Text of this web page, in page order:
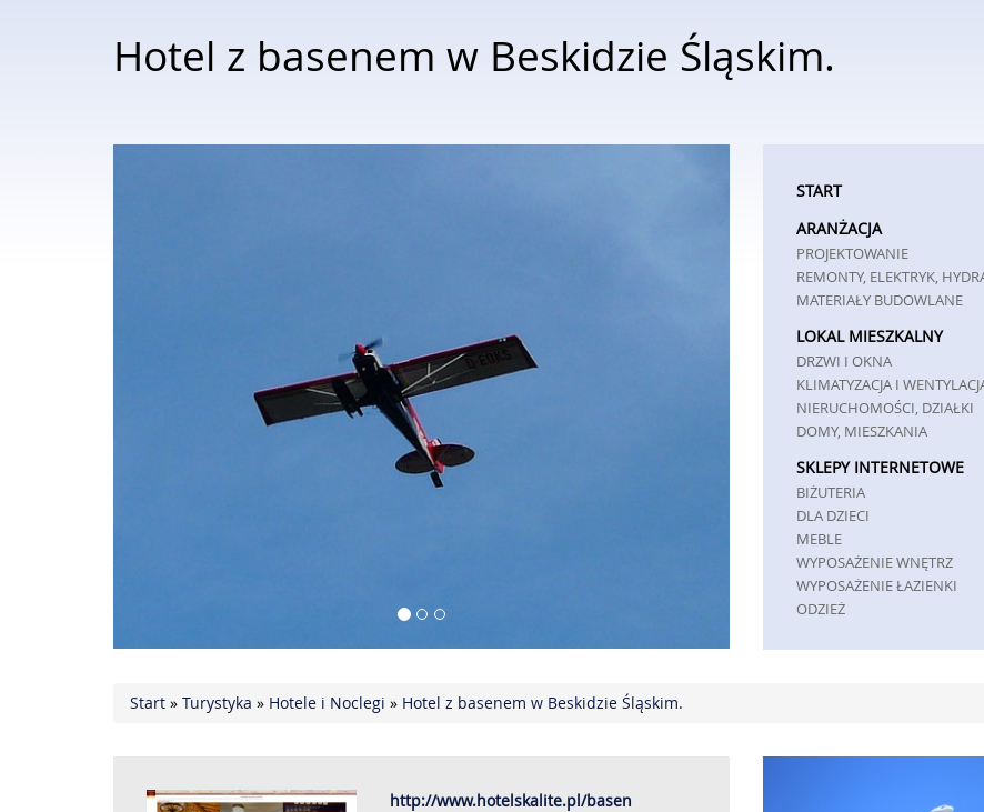
Hotel z basenem w Beskidzie Śląskim.
START
ARANŻACJA
PROJEKTOWANIE
REMONTY, ELEKTRYK,
MATERIAŁY BUDOWLANE
LOKAL MIESZKALNY
DRZWI I OKNA
KLIMATYZACJA I
NIERUCHOMOŚCI, DZIAŁKI
DOMY, MIESZKANIA
SKLEPY INTERNETOWE
BIŻUTERIA
DLA DZIECI
MEBLE
WYPOSAŻENIE WNĘTRZ
WYPOSAŻENIE ŁAZIENKI
ODZIEŻ
ELEKTRONIKA, RTV, AGD
Start » Turystyka » Hotele i Noclegi » Hotel z basenem w Beskidzie Śląskim.
http://www.hotelskalite.pl/basen